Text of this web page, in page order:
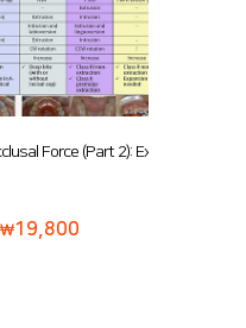
(Part 2): Extraction